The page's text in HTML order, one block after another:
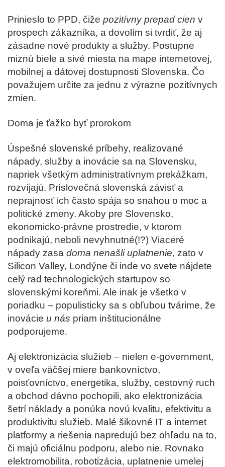
Prinieslo to PPD, čiže pozitívny prepad cien v
prospech zákazníka, a dovolím si tvrdiť, že aj
zásadne nové produkty a služby. Postupne
miznú biele a sivé miesta na mape internetovej,
mobilnej a dátovej dostupnosti Slovenska. Čo
považujem určite za jednu z výrazne pozitívnych
zmien.
Doma je ťažko byť prorokom
Úspešné slovenské príbehy, realizované
nápady, služby a inovácie sa na Slovensku,
napriek všetkým administratívnym prekážkam,
rozvíjajú. Príslovečná slovenská závisť a
neprajnosť ich často spája so snahou o moc a
politické zmeny. Akoby pre Slovensko,
ekonomicko-právne prostredie, v ktorom
podnikajú, neboli nevyhnutné(!?) Viaceré
nápady zasa doma nenašli uplatnenie, zato v
Silicon Valley, Londýne či inde vo svete nájdete
celý rad technologických startupov so
slovenskými koreňmi. Ale inak je všetko v
poriadku – populisticky sa s obľubou tvárime, že
inovácie u nás priam inštitucionálne
podporujeme.
Aj elektronizácia služieb – nielen e-government,
v oveľa väčšej miere bankovníctvo,
poisťovníctvo, energetika, služby, cestovný ruch
a obchod dávno pochopili, ako elektronizácia
šetrí náklady a ponúka novú kvalitu, efektivitu a
produktivitu služieb. Malé šikovné IT a internet
platformy a riešenia napredujú bez ohľadu na to,
či majú oficiálnu podporu, alebo nie. Rovnako
elektromobilita, robotizácia, uplatnenie umelej